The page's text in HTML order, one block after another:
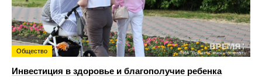
Общество
Инвестиция в здоровье и благополучие ребенка